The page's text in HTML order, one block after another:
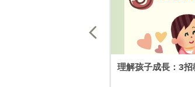
理解孩子成長：3